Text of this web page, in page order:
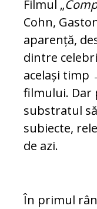
Filmul „
Cohn,
aparență,
dintre
același timp
filmului. Dar
substratul
subiecte,
de azi.
În primul